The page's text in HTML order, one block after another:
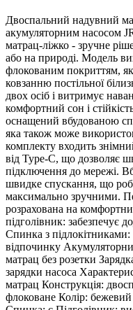
Двоспальний надувний
акумуляторним насосом
матрац-ліжко - зручне
або на природі. Модель
флокованим покриттям,
ковзанню постільної
двох осіб і витримує
комфортний сон і
оснащений вбудованою
яка також може
комплекту входить
від Type-C, що дозволяє
підключення до мережі.
швидке спускання, що
максимально зручними.
розрахована на
підголівник: забезпечує
Спинка з
відпочинку
матрац без розетки
зарядки насоса
матрац Конструкція:
флоковане Колір: